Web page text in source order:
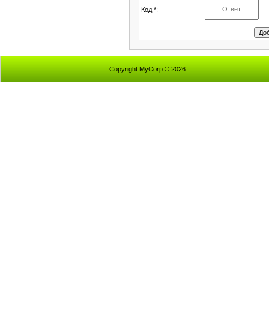
Код *:
Copyright MyCorp © 2026